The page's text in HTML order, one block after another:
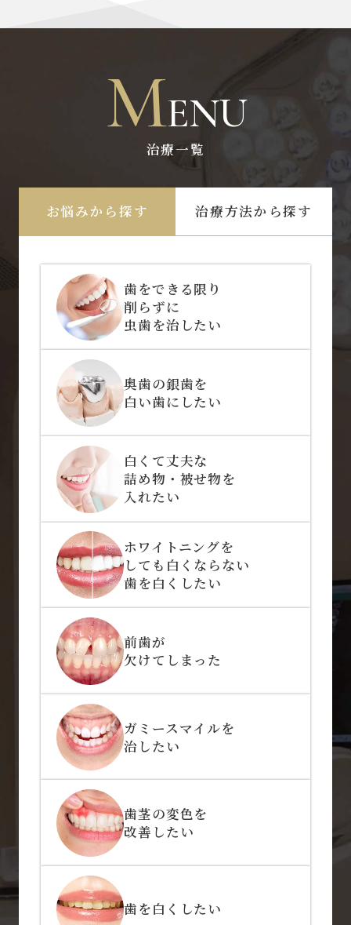
MENU
治療一覧
お悩みから探す
歯をできる限り
削らずに
虫歯を治したい
奥歯の銀歯を
白い歯にしたい
白くて丈夫な
詰め物・被せ物を
入れたい
ホワイトニングを
しても白くならない
歯を白くしたい
前歯が
欠けてしまった
ガミースマイルを
治したい
歯茎の変色を
改善したい
歯を白くしたい
治療方法から探す